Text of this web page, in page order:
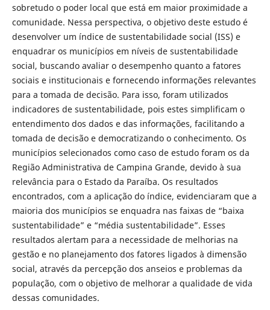
sobretudo o poder local que está em maior proximidade a
comunidade. Nessa perspectiva, o objetivo deste estudo é
desenvolver um índice de sustentabilidade social (ISS) e
enquadrar os municípios em níveis de sustentabilidade
social, buscando avaliar o desempenho quanto a fatores
sociais e institucionais e fornecendo informações relevantes
para a tomada de decisão. Para isso, foram utilizados
indicadores de sustentabilidade, pois estes simplificam o
entendimento dos dados e das informações, facilitando a
tomada de decisão e democratizando o conhecimento. Os
municípios selecionados como caso de estudo foram os da
Região Administrativa de Campina Grande, devido à sua
relevância para o Estado da Paraíba. Os resultados
encontrados, com a aplicação do índice, evidenciaram que a
maioria dos municípios se enquadra nas faixas de “baixa
sustentabilidade” e “média sustentabilidade”. Esses
resultados alertam para a necessidade de melhorias na
gestão e no planejamento dos fatores ligados à dimensão
social, através da percepção dos anseios e problemas da
população, com o objetivo de melhorar a qualidade de vida
dessas comunidades.